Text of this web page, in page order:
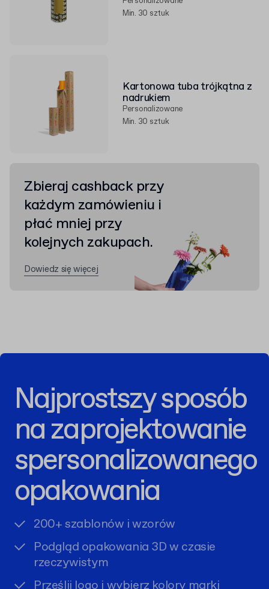
Min. 30 sztuk
Kartonowa tuba trójkątna z
nadrukiem
Personalizowane
Min. 30 sztuk
Zbieraj cashback przy
każdym zamówieniu i
płać mniej przy
kolejnych zakupach.
Dowiedz się więcej
Najprostszy sposób
na zaprojektowanie
spersonalizowanego
opakowania
200+ szablonów i wzorów
Podgląd opakowania 3D w czasie
rzeczywistym
Prześlij logo i wybierz kolory marki